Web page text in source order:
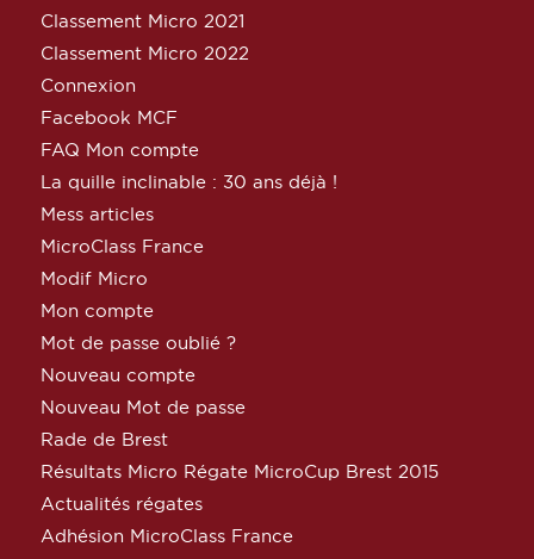
Classement Micro 2021
Classement Micro 2022
Connexion
Facebook MCF
FAQ Mon compte
La quille inclinable : 30 ans déjà !
Mess articles
MicroClass France
Modif Micro
Mon compte
Mot de passe oublié ?
Nouveau compte
Nouveau Mot de passe
Rade de Brest
Résultats Micro Régate MicroCup Brest 2015
Actualités régates
Adhésion MicroClass France